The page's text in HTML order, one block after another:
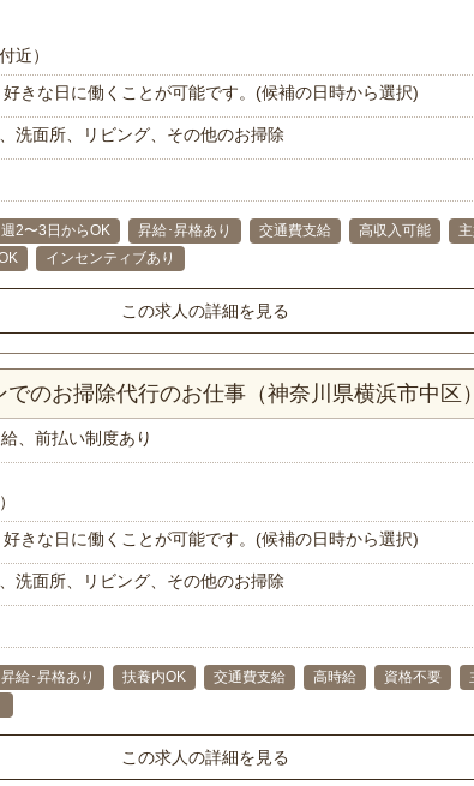
近）
きな日に働くことが可能です。(候補の日時から選択)
洗面所、リビング、その他のお掃除
週2〜3日からOK 昇給･昇格あり 交通費支給 高収入可能
インセンティブあり
この求人の詳細を見る
のお掃除代行のお仕事（神奈川県横浜市中区
給、前払い制度あり
きな日に働くことが可能です。(候補の日時から選択)
洗面所、リビング、その他のお掃除
昇給･昇格あり 扶養内OK 交通費支給 高時給 資格不要
この求人の詳細を見る